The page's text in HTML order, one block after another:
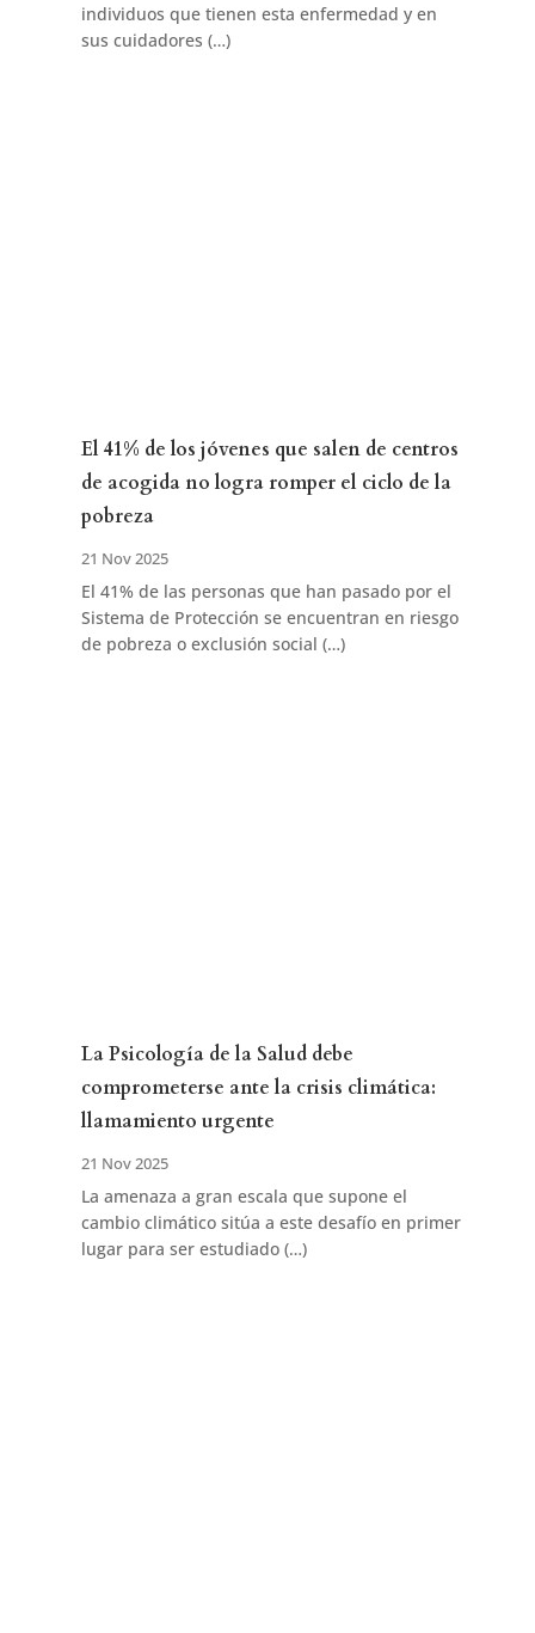
individuos que tienen esta enfermedad y en
sus cuidadores (…)
El 41% de los jóvenes que salen de centros
de acogida no logra romper el ciclo de la
pobreza
21 Nov 2025
El 41% de las personas que han pasado por el
Sistema de Protección se encuentran en riesgo
de pobreza o exclusión social (…)
La Psicología de la Salud debe
comprometerse ante la crisis climática:
llamamiento urgente
21 Nov 2025
La amenaza a gran escala que supone el
cambio climático sitúa a este desafío en primer
lugar para ser estudiado (…)